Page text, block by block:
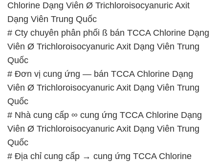
Chlorine Dạng Viên Ø Trichloroisocyanuric Axit
Dạng Viên Trung Quốc
# Cty chuyên phân phối ß bán TCCA Chlorine Dạng
Viên Ø Trichloroisocyanuric Axit Dạng Viên Trung
Quốc
# Đơn vị cung ứng — bán TCCA Chlorine Dạng
Viên Ø Trichloroisocyanuric Axit Dạng Viên Trung
Quốc
# Nhà cung cấp ∞ cung ứng TCCA Chlorine Dạng
Viên Ø Trichloroisocyanuric Axit Dạng Viên Trung
Quốc
# Địa chỉ cung cấp → cung ứng TCCA Chlorine